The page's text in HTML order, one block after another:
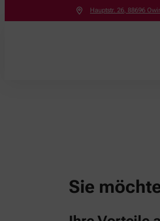
Hauptstr. 26, 88696
Sie